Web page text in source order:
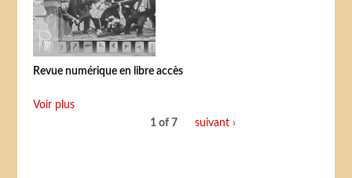
Revue numérique en libre accès
Voir plus
1 of 7
suivant ›